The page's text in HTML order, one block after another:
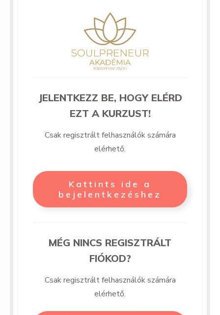
JELENTKEZZ BE, HOGY ELÉRD
EZT A KURZUST!
Csak regisztrált felhasználók számára
elérhető.
Kattints ide a
bejelentkezéshez
MÉG NINCS REGISZTRÁLT
FIÓKOD?
Csak regisztrált felhasználók számára
elérhető.